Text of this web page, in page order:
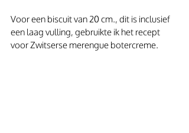
Voor een biscuit van 20 cm., dit is inclusief
een laag vulling, gebruikte ik het recept
voor Zwitserse merengue botercreme.